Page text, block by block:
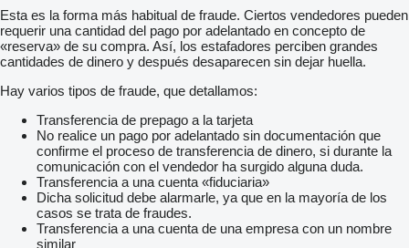
Esta es la forma más habitual de fraude. Ciertos vendedores pueden
requerir una cantidad del pago por adelantado en concepto de
«reserva» de su compra. Así, los estafadores perciben grandes
cantidades de dinero y después desaparecen sin dejar huella.
Hay varios tipos de fraude, que detallamos:
Transferencia de prepago a la tarjeta
No realice un pago por adelantado sin documentación que
confirme el proceso de transferencia de dinero, si durante la
comunicación con el vendedor ha surgido alguna duda.
Transferencia a una cuenta «fiduciaria»
Dicha solicitud debe alarmarle, ya que en la mayoría de los
casos se trata de fraudes.
Transferencia a una cuenta de una empresa con un nombre
similar